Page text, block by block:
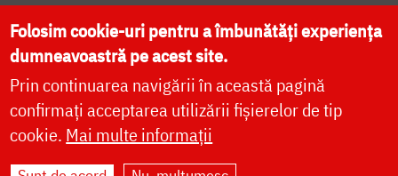
DONEAZĂ ONLINE PENTRU CATEDRALA NAȚIONALĂ
LIVE
Folosim cookie-uri pentru a îmbunătăți experiența
dumneavoastră pe acest site.
Prin continuarea navigării în această pagină
confirmați acceptarea utilizării fișierelor de tip
cookie. Mai multe informații